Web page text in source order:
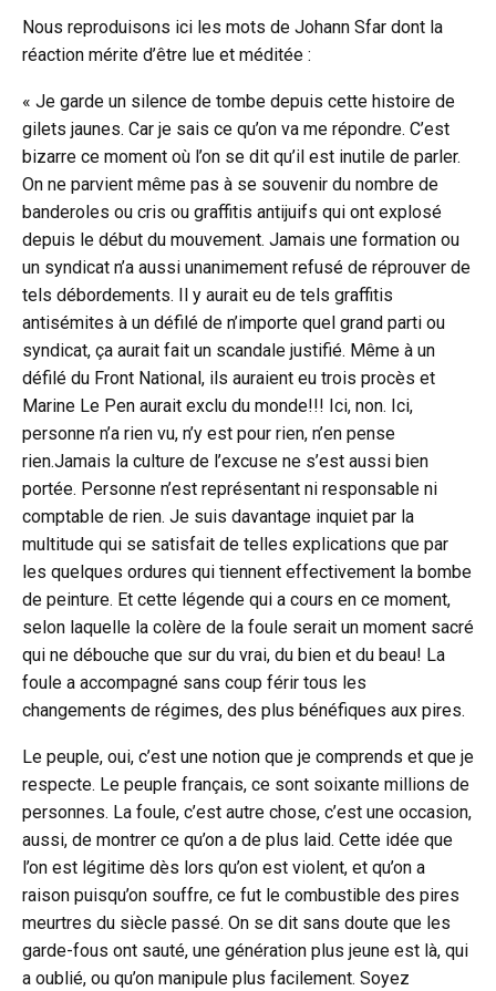
Nous reproduisons ici les mots de Johann Sfar dont la
réaction mérite d’être lue et méditée :
« Je garde un silence de tombe depuis cette histoire de
gilets jaunes. Car je sais ce qu’on va me répondre. C’est
bizarre ce moment où l’on se dit qu’il est inutile de parler.
On ne parvient même pas à se souvenir du nombre de
banderoles ou cris ou graffitis antijuifs qui ont explosé
depuis le début du mouvement. Jamais une formation ou
un syndicat n’a aussi unanimement refusé de réprouver de
tels débordements. Il y aurait eu de tels graffitis
antisémites à un défilé de n’importe quel grand parti ou
syndicat, ça aurait fait un scandale justifié. Même à un
défilé du Front National, ils auraient eu trois procès et
Marine Le Pen aurait exclu du monde!!! Ici, non. Ici,
personne n’a rien vu, n’y est pour rien, n’en pense
rien.Jamais la culture de l’excuse ne s’est aussi bien
portée. Personne n’est représentant ni responsable ni
comptable de rien. Je suis davantage inquiet par la
multitude qui se satisfait de telles explications que par
les quelques ordures qui tiennent effectivement la bombe
de peinture. Et cette légende qui a cours en ce moment,
selon laquelle la colère de la foule serait un moment sacré
qui ne débouche que sur du vrai, du bien et du beau! La
foule a accompagné sans coup férir tous les
changements de régimes, des plus bénéfiques aux pires.
Le peuple, oui, c’est une notion que je comprends et que je
respecte. Le peuple français, ce sont soixante millions de
personnes. La foule, c’est autre chose, c’est une occasion,
aussi, de montrer ce qu’on a de plus laid. Cette idée que
l’on est légitime dès lors qu’on est violent, et qu’on a
raison puisqu’on souffre, ce fut le combustible des pires
meurtres du siècle passé. On se dit sans doute que les
garde-fous ont sauté, une génération plus jeune est là, qui
a oublié, ou qu’on manipule plus facilement. Soyez